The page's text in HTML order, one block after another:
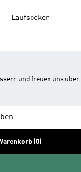
Laufsocken
und freuen uns über
(0)